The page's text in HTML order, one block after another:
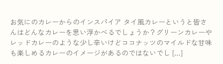
お気にのカレーからのインスパイア タイ風カレーというと皆さ
んはどんなカレーを思い浮かべるでしょうか？グリーンカレーや
レッドカレーのような少し辛いけどココナッツのマイルドな甘味
も楽しめるカレーのイメージがあるのではないでし […]